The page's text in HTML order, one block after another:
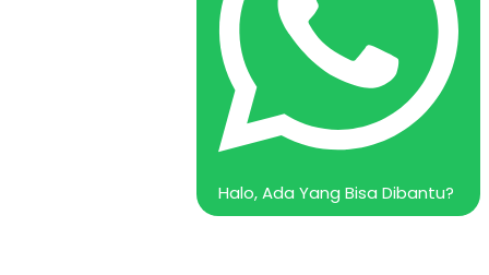
Halo, Ada Yang Bisa Dibantu?